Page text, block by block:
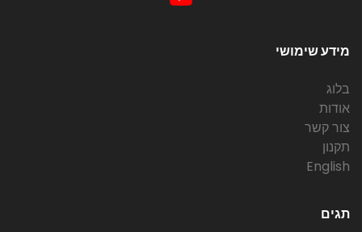
מידע שימושי
בלוג
אודות
צור קשר
תקנון
English
תגים